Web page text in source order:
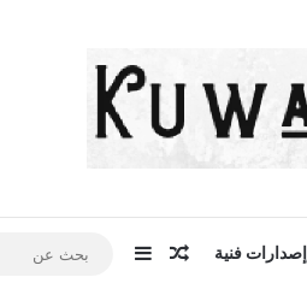
إصدارات فنية مقال عشوائي
إضافة عمود جانبي